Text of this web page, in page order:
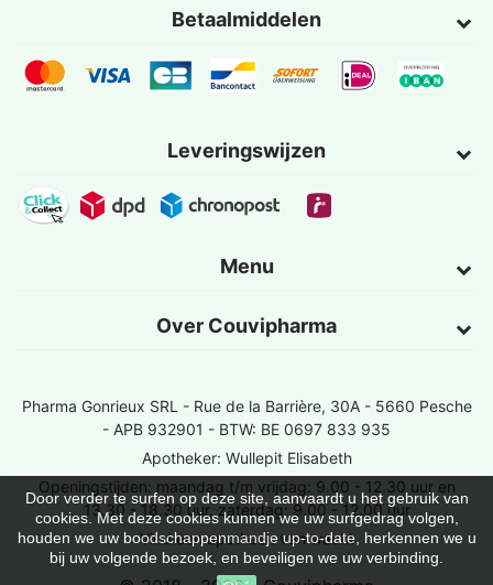
Betaalmiddelen
Leveringswijzen
Menu
Over Couvipharma
Door verder te surfen op deze site, aanvaardt u het gebruik van
cookies. Met deze cookies kunnen we uw surfgedrag volgen,
houden we uw boodschappenmandje up-to-date, herkennen we u
bij uw volgende bezoek, en beveiligen we uw verbinding.
Pharma Gonrieux SRL - Rue de la Barrière, 30A - 5660 Pesche
- APB 932901 - BTW: BE 0697 833 935
Apotheker: Wullepit Elisabeth
Openingstijden: maandag t/m vrijdag: 9.00 - 12.30 uur en
13.30 - 18.30 uur, zaterdag: 9.00 - 12.00 uur
Vind een apotheek van wacht